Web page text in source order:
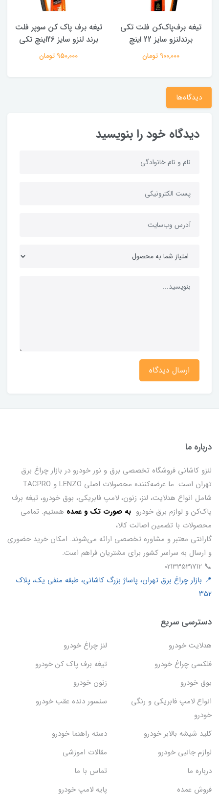
تیغه برف‌پاک‌کن فلت تکی
برندلنزو سایز 22 اینچ
900,000 تومان
تیغه برف پاک کن سوپر فلت
برند لنزو سایز 26اینچ تکی
950,000 تومان
دیدگاه‌ها
دیدگاه خود را بنویسید
ارسال دیدگاه
درباره ما
لنزو کاشانی فروشگاه تخصصی برق و نور خودرو در بازار چراغ برق
تهران است. ما عرضه‌کننده محصولات اصلی LENZO و TACPRO
شامل انواع هدلایت، لنز، زنون، لامپ فابریکی، بوق خودرو، تیغه برف
پاک‌کن و لوازم برق خودرو به صورت تک و عمده هستیم. تمامی
محصولات با تضمین اصالت کالا،
گارانتی معتبر و مشاوره تخصصی ارائه می‌شوند. امکان خرید حضوری
و ارسال به سراسر کشور برای مشتریان فراهم است.
📞 02133531712
📍 بازار چراغ برق تهران، پاساژ بزرگ کاشانی، طبقه منفی یک، پلاک
۳۵۲
دسترسی سریع
هدلایت خودرو
لنز چراغ خودرو
فلکسی چراغ خودرو
تیغه برف پاک کن خودرو
بوق خودرو
زنون خودرو
انواع لامپ فابریکی و رنگی
خودرو
سنسور دنده عقب خودرو
کلید شیشه بالابر خودرو
دسته راهنما خودرو
لوازم جانبی خودرو
مقالات اموزشی
درباره ما
تماس با ما
فروش عمده
پایه لامپ خودرو